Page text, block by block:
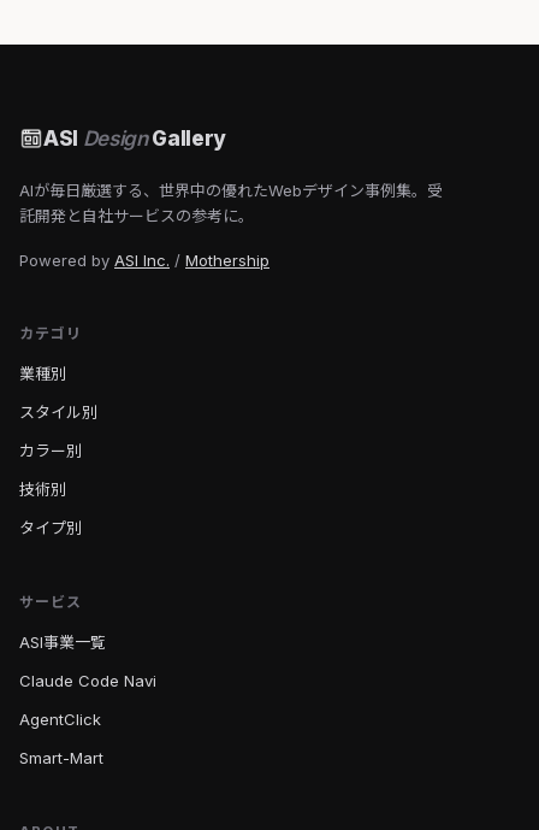
ASI DesignGallery
AIが毎日厳選する、世界中の優れたWebデザイン事例集。受
託開発と自社サービスの参考に。
Powered by ASI Inc. / Mothership
カテゴリ
業種別
スタイル別
カラー別
技術別
タイプ別
サービス
ASI事業一覧
Claude Code Navi
AgentClick
Smart-Mart